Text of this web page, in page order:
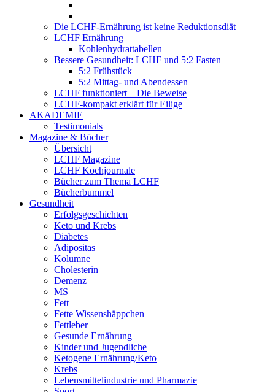
Die LCHF-Ernährung ist keine Reduktionsdiät
LCHF Ernährung
Kohlenhydrattabellen
Bessere Gesundheit: LCHF und 5:2 Fasten
5:2 Frühstück
5:2 Mittag- und Abendessen
LCHF funktioniert – Die Beweise
LCHF-kompakt erklärt für Eilige
AKADEMIE
Testimonials
Magazine & Bücher
Übersicht
LCHF Magazine
LCHF Kochjournale
Bücher zum Thema LCHF
Bücherbummel
Gesundheit
Erfolgsgeschichten
Keto und Krebs
Diabetes
Adipositas
Kolumne
Cholesterin
Demenz
MS
Fett
Fette Wissenshäppchen
Fettleber
Gesunde Ernährung
Kinder und Jugendliche
Ketogene Ernährung/Keto
Krebs
Lebensmittelindustrie und Pharmazie